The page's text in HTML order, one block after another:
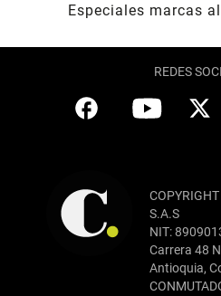
Especiales marcas
REDES
S.A.S
NIT:
Carrera 48
Antioquia,